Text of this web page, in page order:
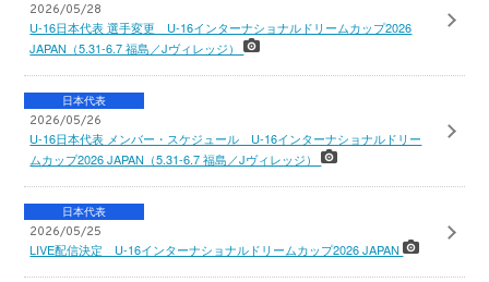
2026/05/28
U-16日本代表 選手変更 U-16インターナショナルドリームカップ2026
JAPAN（5.31-6.7 福島／Jヴィレッジ）
日本代表
2026/05/26
U-16日本代表 メンバー・スケジュール U-16インターナショナルドリー
ムカップ2026 JAPAN（5.31-6.7 福島／Jヴィレッジ）
日本代表
2026/05/25
LIVE配信決定 U-16インターナショナルドリームカップ2026 JAPAN